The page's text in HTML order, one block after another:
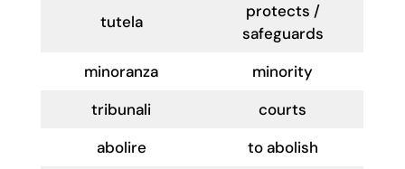
tutela
protects /
safeguards
minoranza
minority
tribunali
courts
abolire
to abolish